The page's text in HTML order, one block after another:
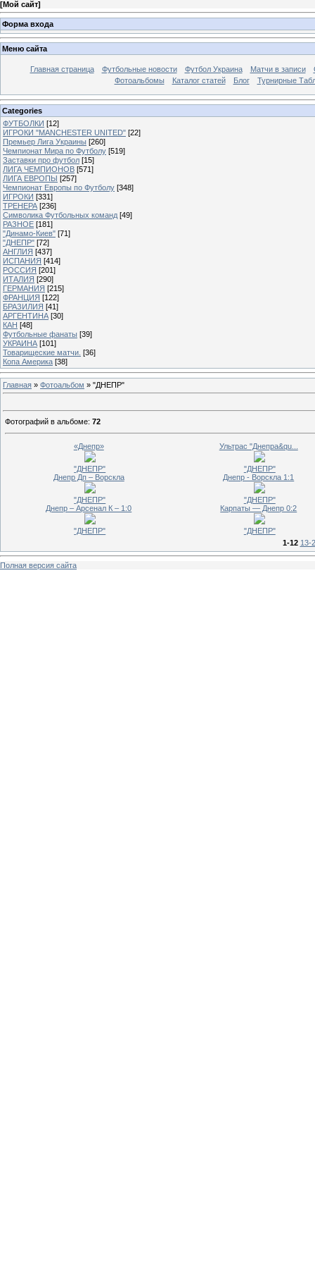
[Мой сайт]
Форма входа
Меню сайта
Главная страница Футбольные новости Футбол Украина Матчи в записи
Фотоальбомы
Каталог статей Блог Турнирные
Categories
ФУТБОЛКИ [12]
ИГРОКИ "MANCHESTER UNITED" [22]
Премьер Лига Украины [260]
Чемпионат Мира по Футболу [519]
Заставки про футбол [15]
ЛИГА ЧЕМПИОНОВ [571]
ЛИГА ЕВРОПЫ [257]
Чемпионат Европы по Футболу [348]
ИГРОКИ [331]
ТРЕНЕРА [236]
Символика Футбольных команд [49]
РАЗНОЕ [181]
"Динамо-Киев" [71]
"ДНЕПР" [72]
АНГЛИЯ [437]
ИСПАНИЯ [414]
РОССИЯ [201]
ИТАЛИЯ [290]
ГЕРМАНИЯ [215]
ФРАНЦИЯ [122]
БРАЗИЛИЯ [41]
АРГЕНТИНА [30]
КАН [48]
Футбольные фанаты [39]
УКРАИНА [101]
Товарищеские матчи. [36]
Копа Америка [38]
Главная » Фотоальбом » "ДНЕПР"
Фотографий в альбоме: 72
«Днепр»
"ДНЕПР"
Ультрас "Днепра&qu...
"ДНЕПР"
Днепр Дп – Ворскла
"ДНЕПР"
Днепр - Ворскла 1:1
"ДНЕПР"
Днепр – Арсенал К – 1:0
"ДНЕПР"
Карпаты — Днепр 0:2
"ДНЕПР"
1-12 13-
Полная версия сайта